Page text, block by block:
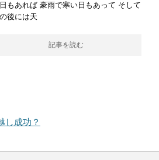
もあれば 豪雨で寒い日もあって そして
後には天
記事を読む
し成功？